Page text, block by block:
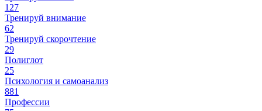
127
Тренируй внимание
62
Тренируй скорочтение
29
Полиглот
25
Психология и самоанализ
881
Профессии